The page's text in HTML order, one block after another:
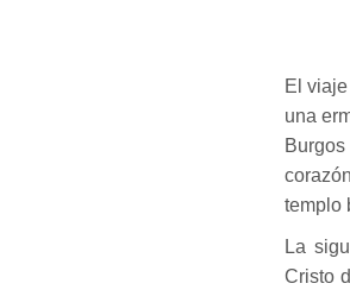
El
una
templo
La
Cristo